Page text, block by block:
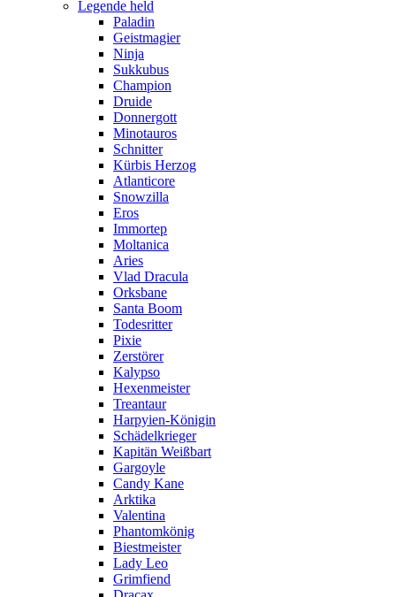
Legende held
Paladin
Geistmagier
Ninja
Sukkubus
Champion
Druide
Donnergott
Minotauros
Schnitter
Kürbis Herzog
Atlanticore
Snowzilla
Eros
Immortep
Moltanica
Aries
Vlad Dracula
Orksbane
Santa Boom
Todesritter
Pixie
Zerstörer
Kalypso
Hexenmeister
Treantaur
Harpyien-Königin
Schädelkrieger
Kapitän Weißbart
Gargoyle
Candy Kane
Arktika
Valentina
Phantomkönig
Biestmeister
Lady Leo
Grimfiend